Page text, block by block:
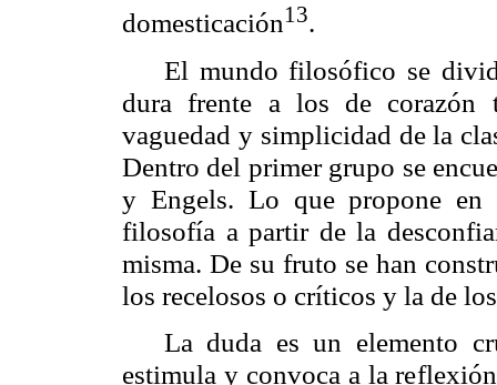
domesticación13.
El mundo filosófico se
dura frente a los de corazón
vaguedad y simplicidad de la
Dentro del primer grupo se
y Engels. Lo que propone
filosofía a partir de la
misma. De su fruto se han
los recelosos o críticos y la de
La duda es un elemento
estimula y convoca a la